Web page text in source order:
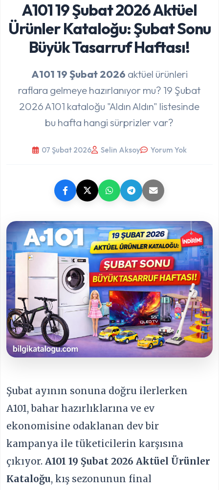
A101 19 Şubat 2026 Aktüel
Ürünler Kataloğu: Şubat Sonu
Büyük Tasarruf Haftası!
A101 19 Şubat 2026 aktüel ürünleri
raflara gelmeye hazırlanıyor mu? 19 Şubat
2026 A101 kataloğu "Aldın Aldın" listesinde
bu hafta hangi sürprizler var?
07 Şubat 2026 Selin Aksoy Yorum Yok
Şubat ayının sonuna doğru ilerlerken
A101, bahar hazırlıklarına ve ev
ekonomisine odaklanan dev bir
kampanya ile tüketicilerin karşısına
çıkıyor.A101 19 Şubat 2026 Aktüel Ürünler
Kataloğu, kış sezonunun final